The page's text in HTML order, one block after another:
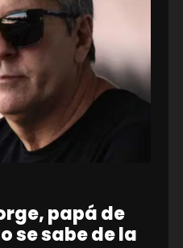
papá de
se sabe de la